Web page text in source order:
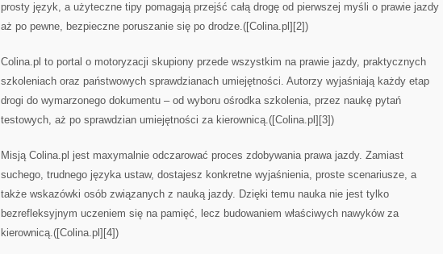
prosty język, a użyteczne tipy pomagają przejść całą drogę od pierwszej myśli o prawie jazdy
aż po pewne, bezpieczne poruszanie się po drodze.([Colina.pl][2])
Colina.pl to portal o motoryzacji skupiony przede wszystkim na prawie jazdy, praktycznych
szkoleniach oraz państwowych sprawdzianach umiejętności. Autorzy wyjaśniają każdy etap
drogi do wymarzonego dokumentu – od wyboru ośrodka szkolenia, przez naukę pytań
testowych, aż po sprawdzian umiejętności za kierownicą.([Colina.pl][3])
Misją Colina.pl jest maxymalnie odczarować proces zdobywania prawa jazdy. Zamiast
suchego, trudnego języka ustaw, dostajesz konkretne wyjaśnienia, proste scenariusze, a
także wskazówki osób związanych z nauką jazdy. Dzięki temu nauka nie jest tylko
bezrefleksyjnym uczeniem się na pamięć, lecz budowaniem właściwych nawyków za
kierownicą.([Colina.pl][4])